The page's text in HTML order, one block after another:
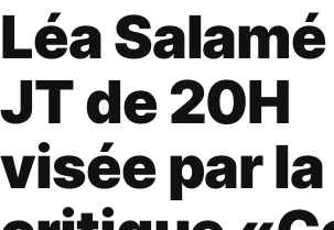
Léa
JT de 20H
visée par la